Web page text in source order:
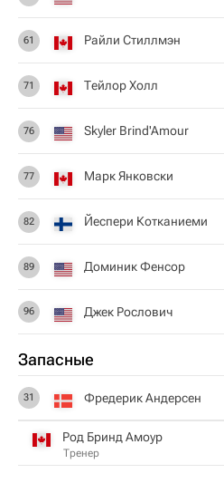
61 Райли Стиллмэн
71 Тейлор Холл
76 Skyler Brind'Amour
77 Марк Янковски
82 Йеспери Котканиеми
89 Доминик Фенсор
96 Джек Рослович
Запасные
31 Фредерик Андерсен
Род Бринд Амоур
Тренер